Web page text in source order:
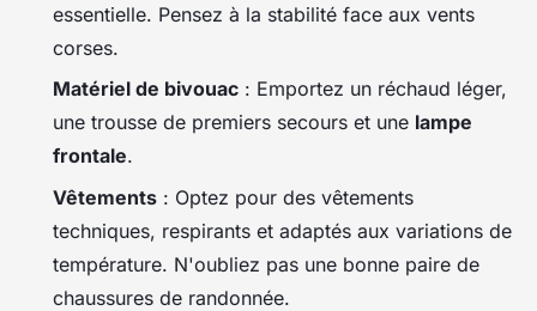
essentielle. Pensez à la stabilité face aux vents
corses.
Matériel de bivouac : Emportez un réchaud léger,
une trousse de premiers secours et une lampe
frontale.
Vêtements : Optez pour des vêtements
techniques, respirants et adaptés aux variations de
température. N'oubliez pas une bonne paire de
chaussures de randonnée.